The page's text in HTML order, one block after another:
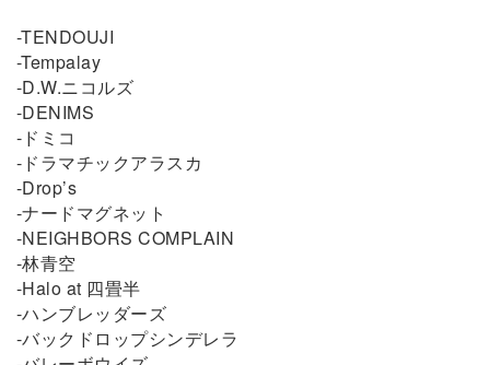
-TENDOUJI
-Tempalay
-D.W.ニコルズ
-DENIMS
-ドミコ
-ドラマチックアラスカ
-Drop’s
-ナードマグネット
-NEIGHBORS COMPLAIN
-林青空
-Halo at 四畳半
-ハンブレッダーズ
-バックドロップシンデレラ